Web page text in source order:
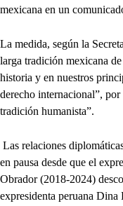
mexicana en un
La medida, según la
larga tradición mexicana
historia y en nuestros
derecho internacional”,
tradición humanista”.
Las relaciones
en pausa desde que el
Obrador (2018-2024)
expresidenta peruana